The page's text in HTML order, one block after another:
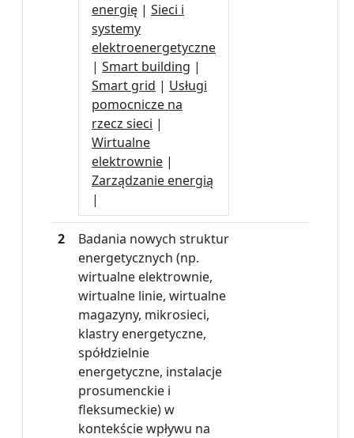
energię | Sieci i
systemy
elektroenergetyczne
| Smart building |
Smart grid | Usługi
pomocnicze na
rzecz sieci |
Wirtualne
elektrownie |
Zarządzanie energią
|
2
Badania nowych struktur
energetycznych (np.
wirtualne elektrownie,
wirtualne linie, wirtualne
magazyny, mikrosieci,
klastry energetyczne,
spółdzielnie
energetyczne, instalacje
prosumenckie i
fleksumeckie) w
kontekście wpływu na